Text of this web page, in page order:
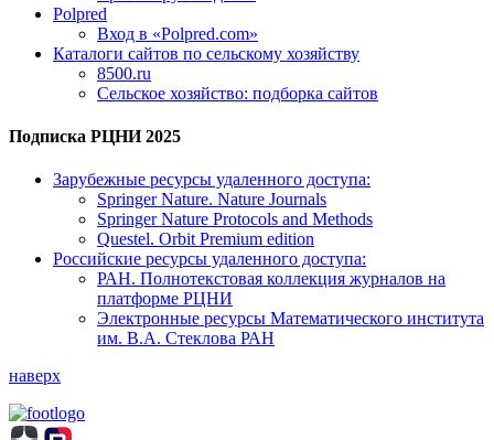
Polpred
Вход в «Polpred.com»
Каталоги сайтов по сельскому хозяйству
8500.ru
Сельское хозяйство: подборка сайтов
Подписка РЦНИ 2025
Зарубежные ресурсы удаленного доступа:
Springer Nature. Nature Journals
Springer Nature Protocols and Methods
Questel. Orbit Premium edition
Российские ресурсы удаленного доступа:
РАН. Полнотекстовая коллекция журналов на
платформе РЦНИ
Электронные ресурсы Математического института
им. В.А. Стеклова РАН
наверх